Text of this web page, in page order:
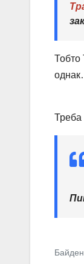
Тобто
Треба
Байден